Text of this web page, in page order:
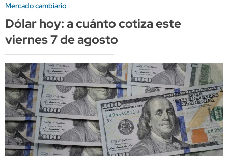
Mercado cambiario
Dólar hoy: a cuánto cotiza este
viernes 7 de agosto